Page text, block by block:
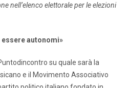
nell’elenco elettorale per le elezioni
autonomi»
su quale sarà la
e il Movimento Associativo